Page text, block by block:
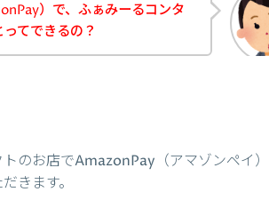
）で、ふぁみーるコンタ
てできるの？
のお店でAmazonPay（アマゾンペイ
きます。